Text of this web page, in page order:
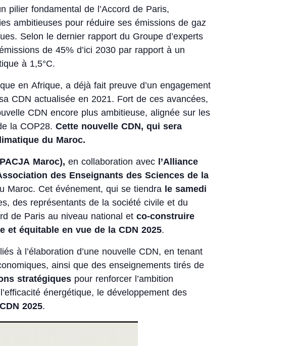
fondamental de l’Accord de Paris,
ambitieuses pour réduire ses émissions de gaz
Selon le dernier rapport du Groupe d’experts
de 45% d’ici 2030 par rapport à un
à 1,5°C.
en Afrique, a déjà fait preuve d’un engagement
CDN actualisée en 2021. Fort de ces avancées,
CDN encore plus ambitieuse, alignée sur les
la COP28. Cette nouvelle CDN, qui sera
du Maroc.
Maroc), en collaboration avec l’Alliance
des Enseignants des Sciences de la
Maroc. Cet événement, qui se tiendra le samedi
des représentants de la société civile et du
de Paris au niveau national etco-construire
équitable en vue de la CDN 2025.
liés à l’élaboration d’une nouvelle CDN, en tenant
ainsi que des enseignements tirés de
stratégiques pour renforcer l’ambition
énergétique, le développement des
2025.